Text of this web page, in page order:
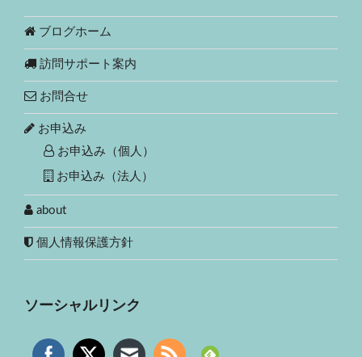
ブログホーム
訪問サポート案内
お問合せ
お申込み
お申込み（個人）
お申込み（法人）
about
個人情報保護方針
ソーシャルリンク